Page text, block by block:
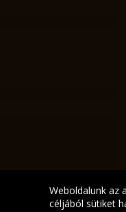
Weboldalunk az
céljából sütiket